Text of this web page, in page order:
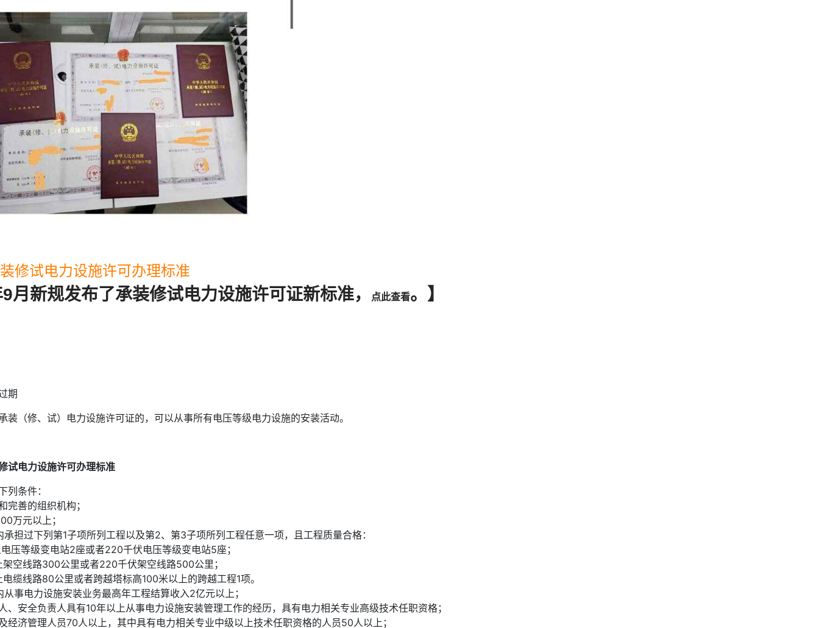
修试电力设施许可办理标准
月新规发布了承装修试电力设施许可证新标准， 点此查看。】
期
装（修、试）电力设施许可证的，可以从事所有电压等级电力设施的安装活动。
试电力设施许可办理标准
列条件：
完善的组织机构；
万元以上；
担过下列第1子项所列工程以及第2、第3子项所列工程任意一项，且工程质量合格：
压等级变电站2座或者220千伏电压等级变电站5座；
空线路300公里或者220千伏架空线路500公里；
缆线路80公里或者跨越塔标高100米以上的跨越工程1项。
事电力设施安装业务最高年工程结算收入2亿元以上；
、安全负责人具有10年以上从事电力设施安装管理工作的经历，具有电力相关专业高级技术任职资格；
经济管理人员70人以上，其中具有电力相关专业中级以上技术任职资格的人员50人以上；